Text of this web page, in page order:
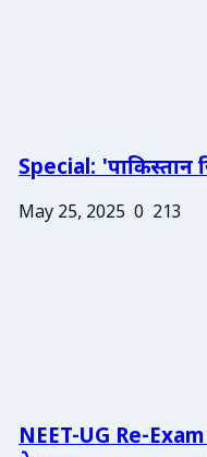
Special: 'पाकिस्तान
May 25, 2025 0 213
NEET-UG Re-